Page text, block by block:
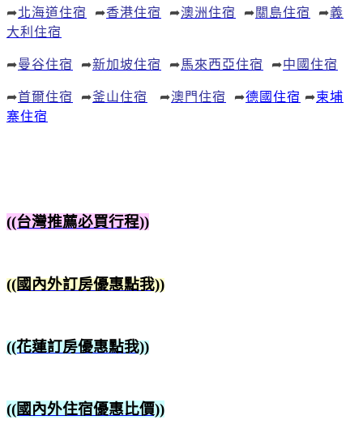
➦北海道住宿 ➦香港住宿 ➦澳洲住宿 ➦關島住宿 ➦義
大利住宿
➦曼谷住宿 ➦新加坡住宿 ➦馬來西亞住宿 ➦中國住宿
➦首爾住宿 ➦釜山住宿 ➦澳門住宿 ➦德國住宿 ➦柬埔
寨住宿
((台灣推薦必買行程))
((國內外訂房優惠點我))
((花蓮訂房優惠點我))
((國內外住宿優惠比價))